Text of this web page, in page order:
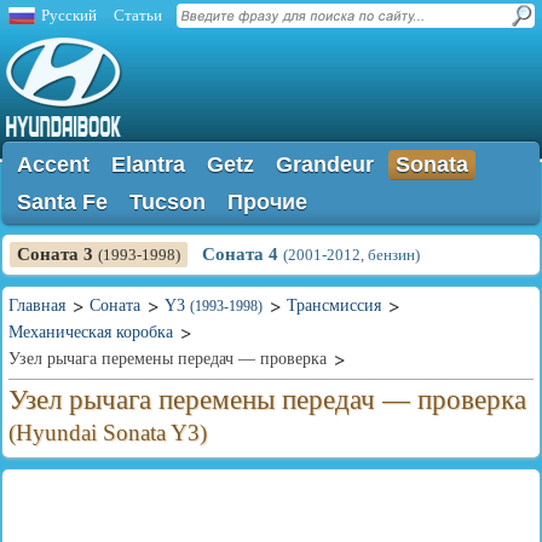
Русский Статьи
Accent Elantra Getz Grandeur
Sonata
Santa Fe
Tucson Прочие
Соната 3 (1993-1998) Соната 4 (2001-2012, бензин)
Главная Соната Y3 (1993-1998)
Трансмиссия
Механическая коробка
Узел рычага перемены передач — проверка
Узел рычага перемены передач — проверка
(Hyundai Sonata Y3)